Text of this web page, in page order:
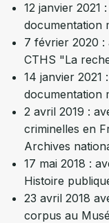
12 janvier 2021
documentation
7 février 2020 :
CTHS "La
14 janvier 2021
documentation
2 avril 2019 :
criminelles en
Archives
17 mai 2018 :
Histoire
23 avril 2018
corpus au